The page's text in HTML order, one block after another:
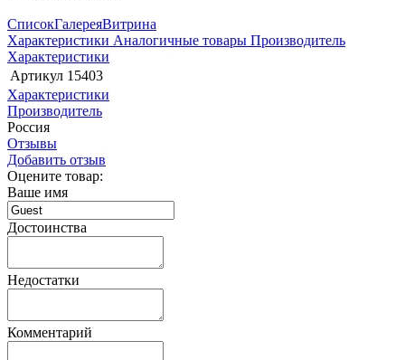
СписокГалереяВитрина
Характеристики Аналогичные товары Производитель
Характеристики
Артикул 15403
Характеристики
Производитель
Россия
Отзывы
Добавить отзыв
Оцените товар:
Ваше имя
Достоинства
Недостатки
Комментарий